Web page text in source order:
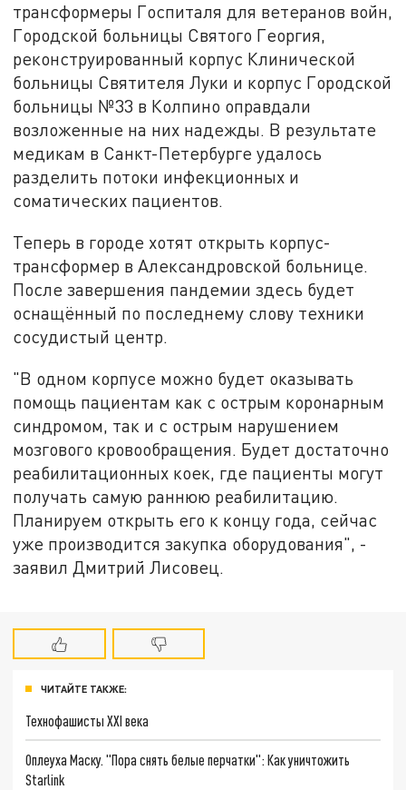
трансформеры Госпиталя для ветеранов войн,
Городской больницы Святого Георгия,
реконструированный корпус Клинической
больницы Святителя Луки и корпус Городской
больницы №33 в Колпино оправдали
возложенные на них надежды. В результате
медикам в Санкт-Петербурге удалось
разделить потоки инфекционных и
соматических пациентов.
Теперь в городе хотят открыть корпус-
трансформер в Александровской больнице.
После завершения пандемии здесь будет
оснащённый по последнему слову техники
сосудистый центр.
"В одном корпусе можно будет оказывать
помощь пациентам как с острым коронарным
синдромом, так и с острым нарушением
мозгового кровообращения. Будет достаточно
реабилитационных коек, где пациенты могут
получать самую раннюю реабилитацию.
Планируем открыть его к концу года, сейчас
уже производится закупка оборудования", -
заявил Дмитрий Лисовец.
ЧИТАЙТЕ ТАКЖЕ:
Технофашисты XXI века
Оплеуха Маску. "Пора снять белые перчатки": Как уничтожить
Starlink